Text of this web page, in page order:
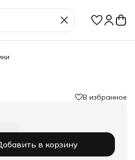
В избранное
в корзину